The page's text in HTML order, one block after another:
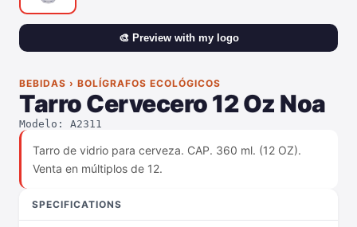
🎨 Preview with my logo
BEBIDAS › BOLÍGRAFOS ECOLÓGICOS
Tarro Cervecero 12 Oz Noa
Modelo: A2311
Tarro de vidrio para cerveza. CAP. 360 ml. (12 OZ).
Venta en múltiplos de 12.
SPECIFICATIONS